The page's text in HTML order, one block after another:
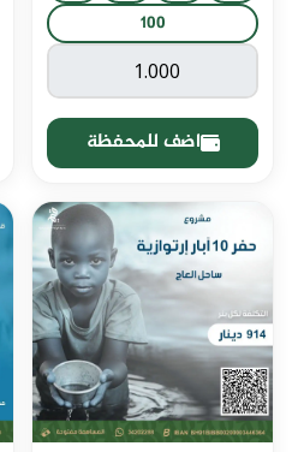
100
اضف للمحفظة